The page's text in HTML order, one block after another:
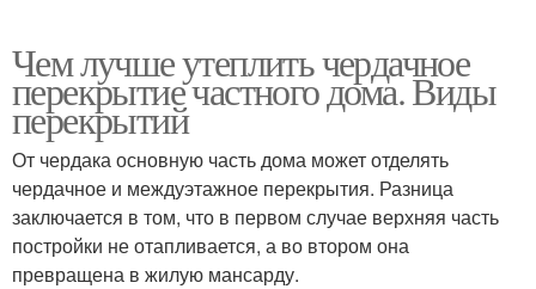
Чем лучше утеплить чердачное
перекрытие частного дома. Виды
перекрытий
От чердака основную часть дома может отделять
чердачное и междуэтажное перекрытия. Разница
заключается в том, что в первом случае верхняя часть
постройки не отапливается, а во втором она
превращена в жилую мансарду.